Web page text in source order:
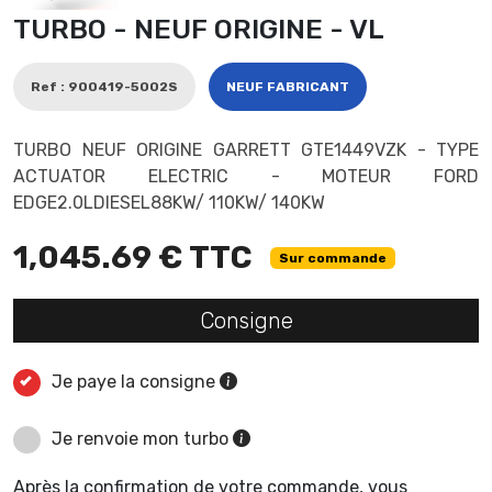
TURBO - NEUF ORIGINE - VL
Ref : 900419-5002S NEUF FABRICANT
TURBO NEUF ORIGINE GARRETT GTE1449VZK - TYPE
ACTUATOR ELECTRIC - MOTEUR FORD
EDGE2.0LDIESEL88KW/ 110KW/ 140KW
1,045.69 € TTC Sur commande
Consigne
Je paye la consigne
Je renvoie mon turbo
Après la confirmation de votre commande, vous